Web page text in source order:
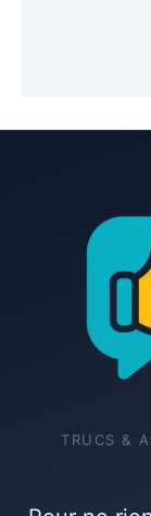
TRUCS &